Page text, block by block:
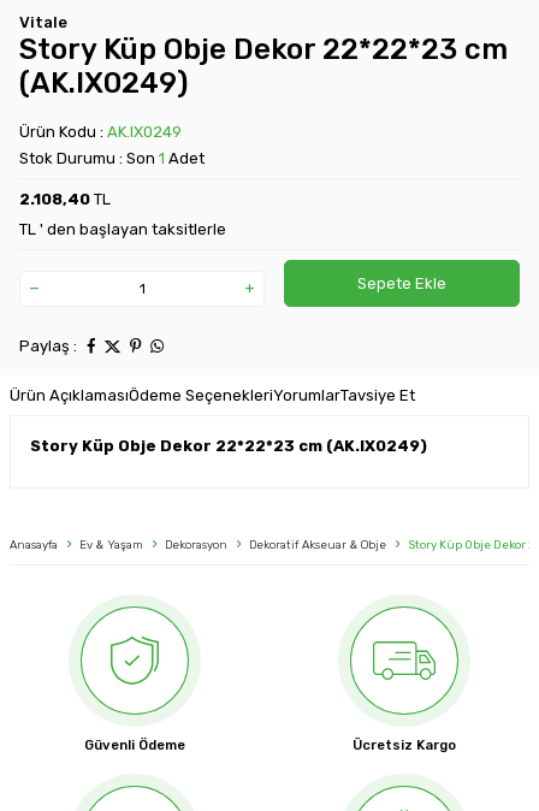
Vitale
Story Küp Obje Dekor 22*22*23 cm
(AK.IX0249)
Ürün Kodu : AK.IX0249
Stok Durumu : Son 1 Adet
2.108,40 TL
TL ' den başlayan taksitlerle
Sepete Ekle
Paylaş :
Ürün AçıklamasıÖdeme SeçenekleriYorumlarTavsiye Et
Story Küp Obje Dekor 22*22*23 cm (AK.IX0249)
Anasayfa Ev & Yaşam Dekorasyon Dekoratif Akseuar & Obje Story Küp Obje Dekor
Güvenli Ödeme Ücretsiz Kargo